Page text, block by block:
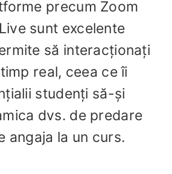
precum Zoom
sunt excelente
să interacționați
real, ceea ce îi
studenți să-și
dvs. de predare
angaja la un curs.